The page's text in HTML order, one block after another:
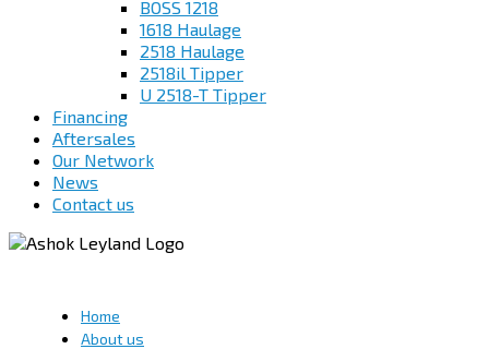
BOSS 1218
1618 Haulage
2518 Haulage
2518il Tipper
U 2518-T Tipper
Financing
Aftersales
Our Network
News
Contact us
Home
About us